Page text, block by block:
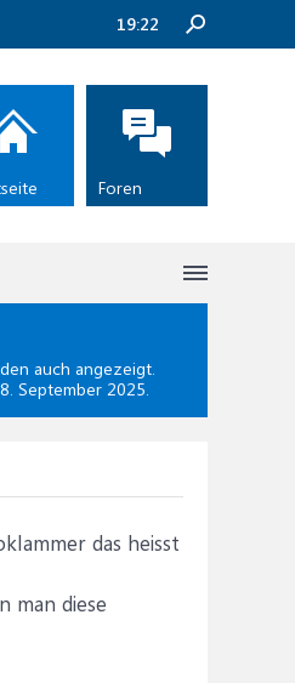
auch angezeigt.
September 2025.
das heisst
man diese
19:22
Foren